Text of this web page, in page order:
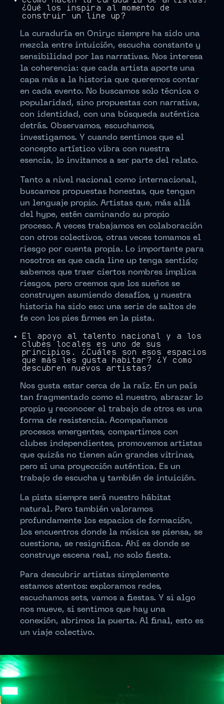
¿Qué los inspira al momento de
construir un line up?
La curaduría en Oniryc siempre ha sido una
mezcla entre intuición, escucha constante y
sensibilidad por las narrativas. Nos interesa
la coherencia: que cada artista aporte una
capa más a la historia que queremos contar
en cada evento. No buscamos solo técnica o
popularidad, sino propuestas con narrativa,
con identidad, con una búsqueda auténtica
detrás. Observamos, escuchamos,
investigamos. Y cuando sentimos que el
concepto artístico vibra con nuestra
esencia, lo invitamos a ser parte del relato.
Tanto a nivel nacional como internacional,
buscamos propuestas honestas, que tengan
un lenguaje propio. Artistas que, más allá
del hype, estén caminando su propio
proceso. A veces trabajamos en colaboración
con otros colectivos, otras veces tomamos el
riesgo por cuenta propia. Lo importante para
nosotros es que cada line up tenga sentido;
sabemos que traer ciertos nombres implica
riesgos, pero creemos que los sueños se
construyen asumiendo desafíos, y nuestra
historia ha sido eso: una serie de saltos de
fe con los pies firmes en la pista.
El apoyo al talento nacional y a los
clubes locales es uno de sus
principios. ¿Cuáles son esos espacios
que más les gusta habitar? ¿Y cómo
descubren nuevos artistas?
Nos gusta estar cerca de la raíz. En un país
tan fragmentado como el nuestro, abrazar lo
propio y reconocer el trabajo de otros es una
forma de resistencia. Acompañamos
procesos emergentes, compartimos con
clubes independientes, promovemos artistas
que quizás no tienen aún grandes vitrinas,
pero sí una proyección auténtica. Es un
trabajo de escucha y también de intuición.
La pista siempre será nuestro hábitat
natural. Pero también valoramos
profundamente los espacios de formación,
los encuentros donde la música se piensa, se
cuestiona, se resignifica. Ahí es donde se
construye escena real, no solo fiesta.
Para descubrir artistas simplemente
estamos atentos: exploramos redes,
escuchamos sets, vamos a fiestas. Y si algo
nos mueve, si sentimos que hay una
conexión, abrimos la puerta. Al final, esto es
un viaje colectivo.